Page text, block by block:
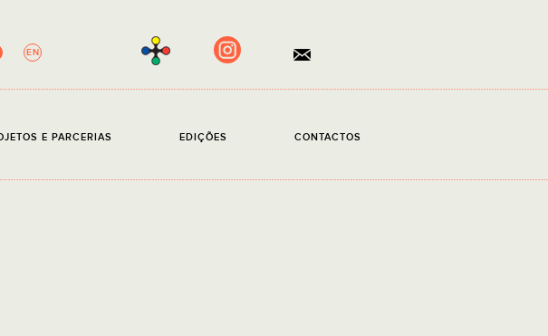
EN
Campos de preenchimento obrigatório.
EMAIL
E PARCERIAS EDIÇÕES CONTACTOS